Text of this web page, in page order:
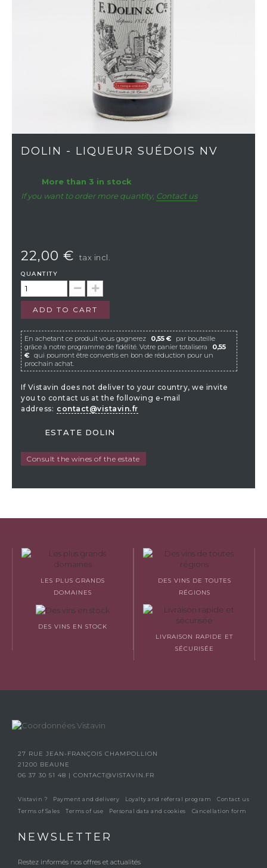
DOLIN - LIQUEUR SUÉDOIS NV
More than 3 in stock
If you want to order more quantity, Contact us
22,00 € tax incl.
QUANTITY
ADD TO CART
En achetant ce produit vous gagnerez 0,55 €
par bouteille
grâce à notre programme de fidélité. Votre panier totalisera
0,55
€ qui pourront être convertis en bon de réduction pour un
prochain achat.
If Vistavin does not deliver to your country, we invite
you to contact us at the following e-mail
address: contact@vistavin.fr
ESTATE DOLIN
Consult the wines of the estate
LES PLUS GRANDS
DOMAINES
DES VINS DE TOUTES
RÉGIONS
DES VINS EN STOCK
LIVRAISON RAPIDE ET
SÉCURISÉE
27 RUE JEAN-FRANÇOIS CHAMPOLLION
21200 BEAUNE
06 37 30 51 48 | CONTACT@VISTAVIN.FR
Vistavin ? Payment and delivery Loyalty and referral program
Contact us
Terms of Sales
Terms of use Personal data and cookies Cancellation form
NEWSLETTER
Restez informés nos offres et actualités